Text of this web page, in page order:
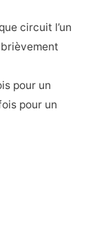
circuit l’un
pour un
pour un